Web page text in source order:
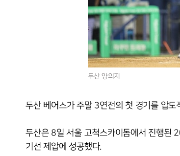
두산 양의지
두산 베어스가 주말 3연전의 첫 경기를 압도
두산은 8일 서울 고척스카이돔에서 진행된
기선 제압에 성공했다.